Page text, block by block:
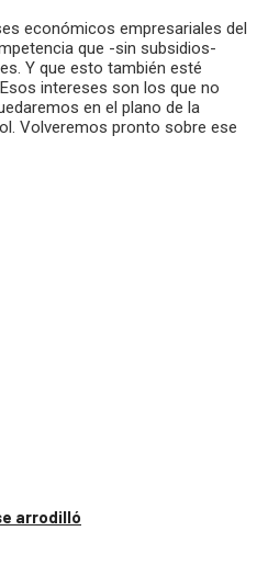
económicos empresariales del
que -sin subsidios-
Y que esto también esté
intereses son los que no
en el plano de la
Volveremos pronto sobre ese
arrodilló